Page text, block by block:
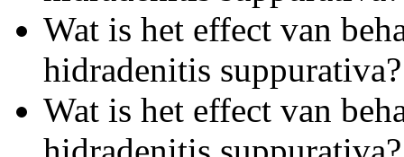
Wat is het effect van
hidradenitis suppurativa?
Wat is het effect van